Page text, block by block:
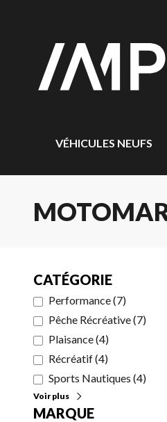
VÉHICULES NEUFS
CATÉGORIE
Performance(7)
Pêche Récréative(7)
Plaisance(4)
Récréatif(4)
Sports Nautiques (4)
Voir plus
MARQUE